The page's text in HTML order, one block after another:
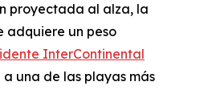
proyectada al alza, la
adquiere un peso
InterContinental
una de las playas más